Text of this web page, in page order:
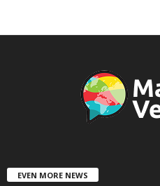
EVEN MORE NEWS